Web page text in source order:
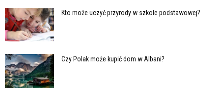
Kto może uczyć przyrody w szkole podstawowej?
Czy Polak może kupić dom w Albani?